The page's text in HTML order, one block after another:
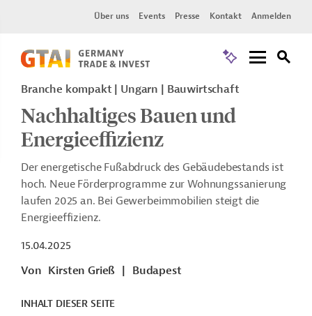
Über uns Events Presse Kontakt Anmelden
Branche kompakt | Ungarn | Bauwirtschaft
Nachhaltiges Bauen und
Energieeffizienz
Der energetische Fußabdruck des Gebäudebestands ist
hoch. Neue Förderprogramme zur Wohnungssanierung
laufen 2025 an. Bei Gewerbeimmobilien steigt die
Energieeffizienz.
15.04.2025
Von Kirsten Grieß Budapest
INHALT DIESER SEITE